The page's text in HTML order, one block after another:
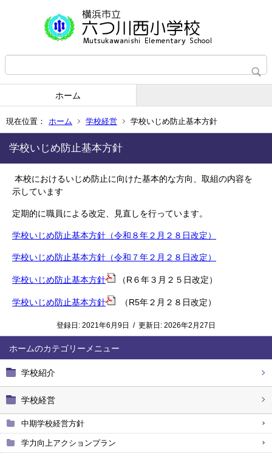
ホーム
現在位置： ホーム 学校経営 学校いじめ防止基本方針
ホーム
学校紹介
学校経営
中期学校経営方針
学力向上アクションプラン
学校いじめ防止基本方針
本校におけるいじめ防止に向けた基本的な方向、取組の内容を
示しています
定期的に職員による改定、見直しを行っています。
学校いじめ防止基本方針（令和８年２月２８日改定）
学校いじめ防止基本方針（令和７年２月２８日改定）
学校いじめ防止基本方針 （R６年３月２５日改定）
学校いじめ防止基本方針 （R5年２月２８日改定）
登録日: 2021年6月9日 / 更新日: 2026年2月27日